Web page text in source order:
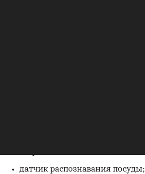
датчик распознавания посуды;